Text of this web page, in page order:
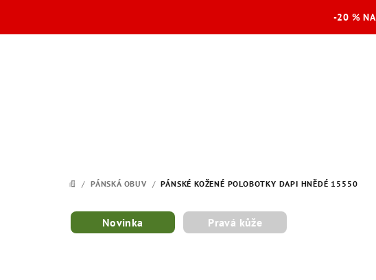
-20 % NA
DOMŮ
/ PÁNSKÁ OBUV / PÁNSKÉ KOŽENÉ POLOBOTKY DAPI HNĚDÉ 15550
Novinka Pravá kůže